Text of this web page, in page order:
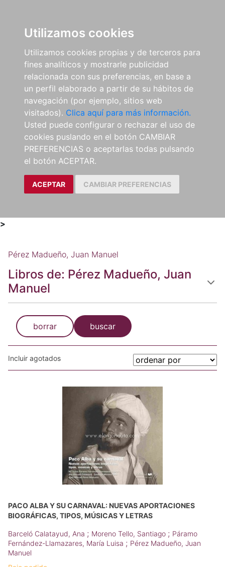
Utilizamos cookies
Utilizamos cookies propias y de terceros para
fines analíticos y mostrarle publicidad
relacionada con sus preferencias, en base a
un perfil elaborado a partir de su hábitos de
navegación (por ejemplo, sitios web
visitados). Clica aquí para más información.
Usted puede configurar o rechazar el uso de
cookies puslando en el botón CAMBIAR
PREFERENCIAS o aceptarlas todas pulsando
el botón ACEPTAR.
ACEPTAR CAMBIAR PREFERENCIAS
>
Pérez Madueño, Juan Manuel
Libros de: Pérez Madueño, Juan
Manuel
borrar buscar
Incluir agotados
PACO ALBA Y SU CARNAVAL: NUEVAS APORTACIONES
BIOGRÁFICAS, TIPOS, MÚSICAS Y LETRAS
Barceló Calatayud, Ana ; Moreno Tello, Santiago ; Páramo
Fernández-Llamazares, María Luisa ; Pérez Madueño, Juan
Manuel